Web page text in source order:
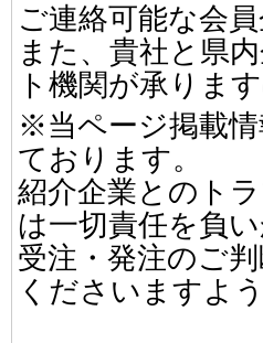
ご連絡可能な会
また、貴社と県
ト機関が承りま
※当ページ掲載
ております。
紹介企業とのト
は一切責任を負
受注・発注のご
くださいますよ